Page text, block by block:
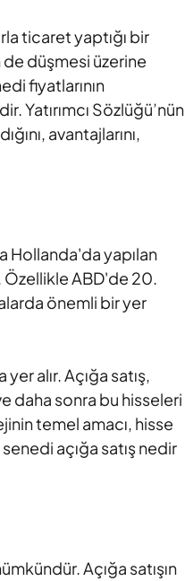
ticaret yaptığı bir
düşmesi üzerine
fiyatlarının
Yatırımcı Sözlüğü’nün
avantajlarını,
Hollanda'da yapılan
Özellikle ABD'de 20.
önemli bir yer
alır. Açığa satış,
daha sonra bu hisseleri
temel amacı, hisse
açığa satış nedir
Açığa satışın